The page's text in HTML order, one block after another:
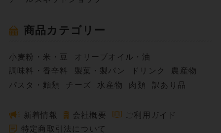
商品カテゴリー
小麦粉・米・豆
オリーブオイル・油
調味料・香辛料
製菓・製パン ドリンク
農産物
パスタ・麵類
チーズ 水産物 肉類 訳あり品
新着情報 会社概要
ご利用ガイド
特定商取引法について